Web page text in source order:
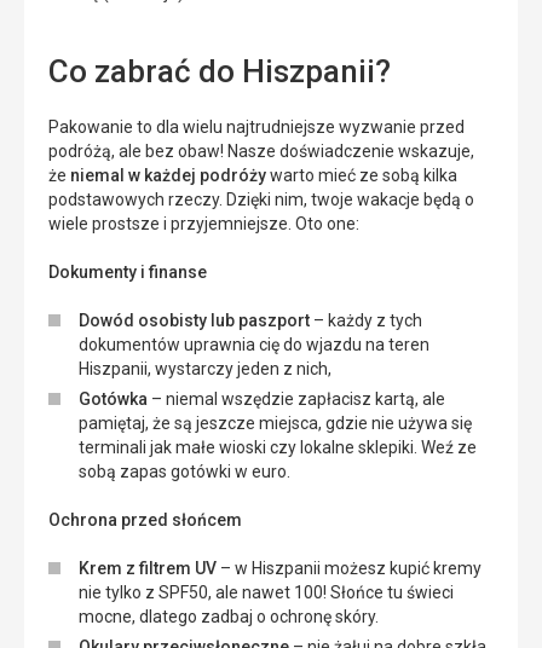
Co zabrać do Hiszpanii?
Pakowanie to dla wielu najtrudniejsze wyzwanie przed
podróżą, ale bez obaw! Nasze doświadczenie wskazuje,
że niemal w każdej podróżywarto mieć ze sobą kilka
podstawowych rzeczy. Dzięki nim, twoje wakacje będą o
wiele prostsze i przyjemniejsze. Oto one:
Dokumenty i finanse
Dowód osobisty lub paszport – każdy z tych
dokumentów uprawnia cię do wjazdu na teren
Hiszpanii, wystarczy jeden z nich,
Gotówka – niemal wszędzie zapłacisz kartą, ale
pamiętaj, że są jeszcze miejsca, gdzie nie używa się
terminali jak małe wioski czy lokalne sklepiki. Weź ze
sobą zapas gotówki w euro.
Ochrona przed słońcem
Krem z filtrem UV – w Hiszpanii możesz kupić kremy
nie tylko z SPF50, ale nawet 100! Słońce tu świeci
mocne, dlatego zadbaj o ochronę skóry.